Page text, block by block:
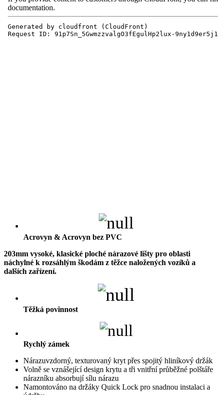
Acrovyn & Acrovyn bez PVC
203mm vysoké, klasické ploché nárazové lišty pro oblasti
náchylné k rozsáhlým škodám z těžce naložených vozíků a
dalších zařízení.
Těžká povinnost
Rychlý zámek
Nárazuvzdorný, texturovaný kryt přes spojitý hliníkový držák
Volně se vznášející design krytu a tři vnitřní průběžné polštáře
nárazníku absorbují sílu nárazu
Namontováno na držáky Quick Lock pro snadnou instalaci a